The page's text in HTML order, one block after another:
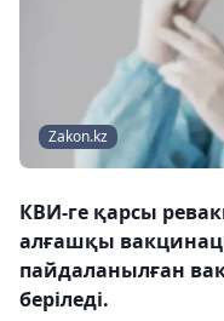
Zakon.kz
КВИ-ге қарсы
алғашқы
пайдаланылған
беріледі.